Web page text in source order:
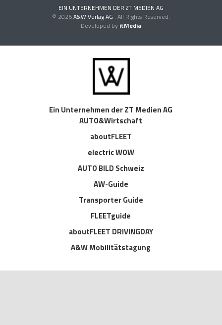
EIN UNTERNEHMEN DER ZT MEDIEN AG
© 2026A&W Verlag AG . All Rights Reserved.
Developed by itMedia
Ein Unternehmen der ZT Medien AG
AUTO&Wirtschaft
aboutFLEET
electric WOW
AUTO BILD Schweiz
AW-Guide
Transporter Guide
FLEETguide
aboutFLEET DRIVINGDAY
A&W Mobilitätstagung